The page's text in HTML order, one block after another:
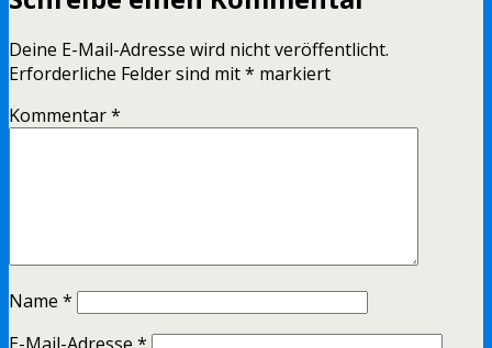
Deine E-Mail-Adresse wird nicht veröffentlicht.
Erforderliche Felder sind mit* markiert
Kommentar*
Name *